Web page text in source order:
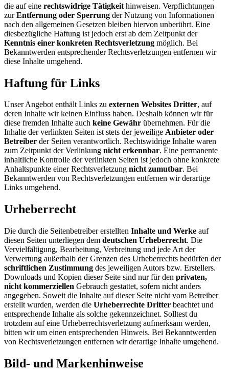
die auf eine rechtswidrige Tätigkeit hinweisen. Verpflichtungen
zurEntfernung oder Sperrung der Nutzung von Informationen
nach den allgemeinen Gesetzen bleiben hiervon unberührt. Eine
diesbezügliche Haftung ist jedoch erst ab dem Zeitpunkt der
Kenntnis einer konkreten Rechtsverletzung möglich. Bei
Bekanntwerden entsprechender Rechtsverletzungen entfernen wir
diese Inhalte umgehend.
Haftung für Links
Unser Angebot enthält Links zu externen Websites Dritter, auf
deren Inhalte wir keinen Einfluss haben. Deshalb können wir für
diese fremden Inhalte auch keine Gewähr übernehmen. Für die
Inhalte der verlinkten Seiten ist stets der jeweilige Anbieter oder
Betreiber der Seiten verantwortlich. Rechtswidrige Inhalte waren
zum Zeitpunkt der Verlinkung nicht erkennbar. Eine permanente
inhaltliche Kontrolle der verlinkten Seiten ist jedoch ohne konkrete
Anhaltspunkte einer Rechtsverletzung nicht zumutbar. Bei
Bekanntwerden von Rechtsverletzungen entfernen wir derartige
Links umgehend.
Urheberrecht
Die durch die Seitenbetreiber erstellten Inhalte und Werke auf
diesen Seiten unterliegen dem deutschen Urheberrecht. Die
Vervielfältigung, Bearbeitung, Verbreitung und jede Art der
Verwertung außerhalb der Grenzen des Urheberrechts bedürfen der
schriftlichen Zustimmung des jeweiligen Autors bzw. Erstellers.
Downloads und Kopien dieser Seite sind nur für den privaten,
nicht kommerziellen Gebrauch gestattet, sofern nicht anders
angegeben. Soweit die Inhalte auf dieser Seite nicht vom Betreiber
erstellt wurden, werden die Urheberrechte Dritter beachtet und
entsprechende Inhalte als solche gekennzeichnet. Solltest du
trotzdem auf eine Urheberrechtsverletzung aufmerksam werden,
bitten wir um einen entsprechenden Hinweis. Bei Bekanntwerden
von Rechtsverletzungen entfernen wir derartige Inhalte umgehend.
Bild- und Markenhinweise